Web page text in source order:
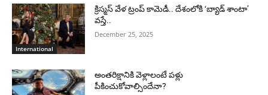
International
క్రిస్మస్ వేళ ట్రంప్ కామెడీ.. దేశంలోకి ‘బ్యాడ్ శాంటా’
వస్తే..
December 25, 2025
అంతరిక్షానికి వెళ్లాలంటే పళ్లు
పీకించుకోవాల్సిందేనా?